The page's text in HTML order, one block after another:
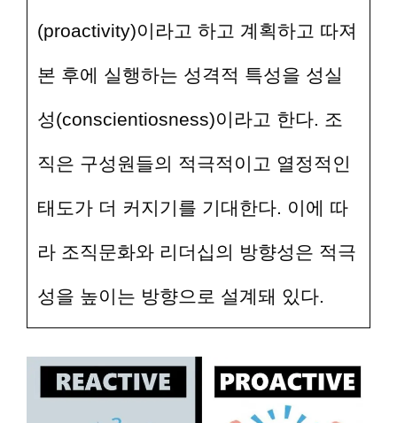
(proactivity)이라고 하고 계획하고 따져
본 후에 실행하는 성격적 특성을 성실
성(conscientiosness)이라고 한다. 조
직은 구성원들의 적극적이고 열정적인
태도가 더 커지기를 기대한다. 이에 따
라 조직문화와 리더십의 방향성은 적극
성을 높이는 방향으로 설계돼 있다.